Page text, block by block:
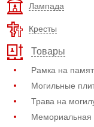
Лампада
Кресты
Товары
Рамка на
Могильные
Трава на
Мемориальная